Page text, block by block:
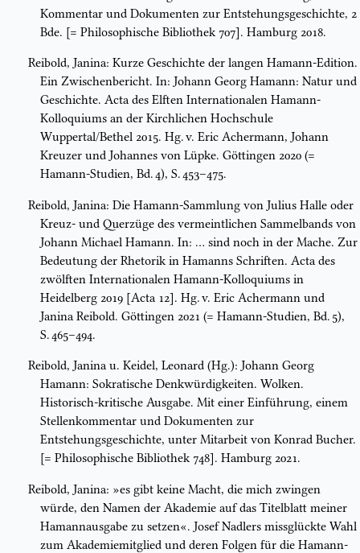
Kommentar und Dokumenten zur Entstehungsgeschichte, 2
Bde. [= Philosophische Bibliothek 707]. Hamburg 2018.
Reibold, Janina: Kurze Geschichte der langen Hamann-Edition.
Ein Zwischenbericht. In: Johann Georg Hamann: Natur und
Geschichte. Acta des Elften Internationalen Hamann-
Kolloquiums an der Kirchlichen Hochschule
Wuppertal/Bethel 2015. Hg. v. Eric Achermann, Johann
Kreuzer und Johannes von Lüpke. Göttingen 2020 (=
Hamann-Studien, Bd. 4), S. 453–475.
Reibold, Janina: Die Hamann-Sammlung von Julius Halle oder
Kreuz- und Querzüge des vermeintlichen Sammelbands von
Johann Michael Hamann. In: … sind noch in der Mache. Zur
Bedeutung der Rhetorik in Hamanns Schriften. Acta des
zwölften Internationalen Hamann-Kolloquiums in
Heidelberg 2019 [Acta 12]. Hg. v. Eric Achermann und
Janina Reibold. Göttingen 2021 (= Hamann-Studien, Bd. 5),
S. 465–494.
Reibold, Janina u. Keidel, Leonard (Hg.): Johann Georg
Hamann: Sokratische Denkwürdigkeiten. Wolken.
Historisch-kritische Ausgabe. Mit einer Einführung, einem
Stellenkommentar und Dokumenten zur
Entstehungsgeschichte, unter Mitarbeit von Konrad Bucher.
[= Philosophische Bibliothek 748]. Hamburg 2021.
Reibold, Janina: »es gibt keine Macht, die mich zwingen
würde, den Namen der Akademie auf das Titelblatt meiner
Hamannausgabe zu setzen«. Josef Nadlers missglückte Wahl
zum Akademiemitglied und deren Folgen für die Hamann-